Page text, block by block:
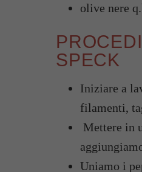
olive nere
SPECK
Iniziare a
filamenti,
Mettere in
Uniamo i